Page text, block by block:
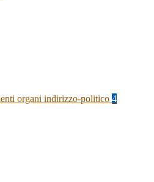
organi indirizzo-politico 4